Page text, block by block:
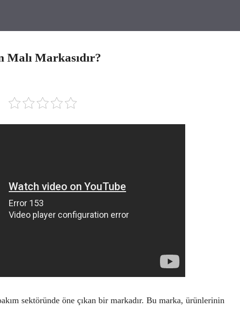
Malı Markasıdır?
sektöründe öne çıkan bir markadır. Bu marka, ürünlerinin